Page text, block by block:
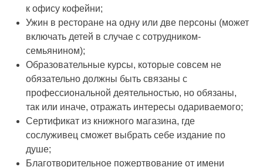
к офису кофейни;
Ужин в ресторане на одну или две персоны (может
включать детей в случае с сотрудником-
семьянином);
Образовательные курсы, которые совсем не
обязательно должны быть связаны с
профессиональной деятельностью, но обязаны,
так или иначе, отражать интересы одариваемого;
Сертификат из книжного магазина, где
сослуживец сможет выбрать себе издание по
душе;
Благотворительное пожертвование от имени